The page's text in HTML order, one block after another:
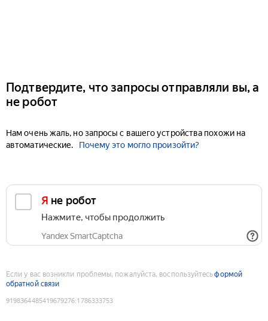
Подтвердите, что запросы отправляли вы, а
не робот
Нам очень жаль, но запросы с вашего устройства похожи на
автоматические.
Почему это могло произойти?
Я не робот
Нажмите, чтобы продолжить
Yandex SmartCaptcha
Если у вас возникли проблемы, пожалуйста, воспользуйтесьформой
обратной связи
9198364485419679276:1786333753